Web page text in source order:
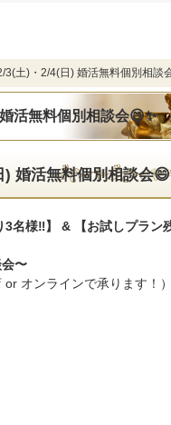
3(土)・2/4(日) 婚活無料個別相談
活無料個別相談会😄✨
所のマリッジカフェgem’ｓ（ジ
マリッジカフェgem's(ジェムズ)
婚活無料個別相談会
3名様‼️】 & 【お試しプラン
〜
or オンラインで承ります！）
3(土)・2/4(日) 婚活無料個別相談